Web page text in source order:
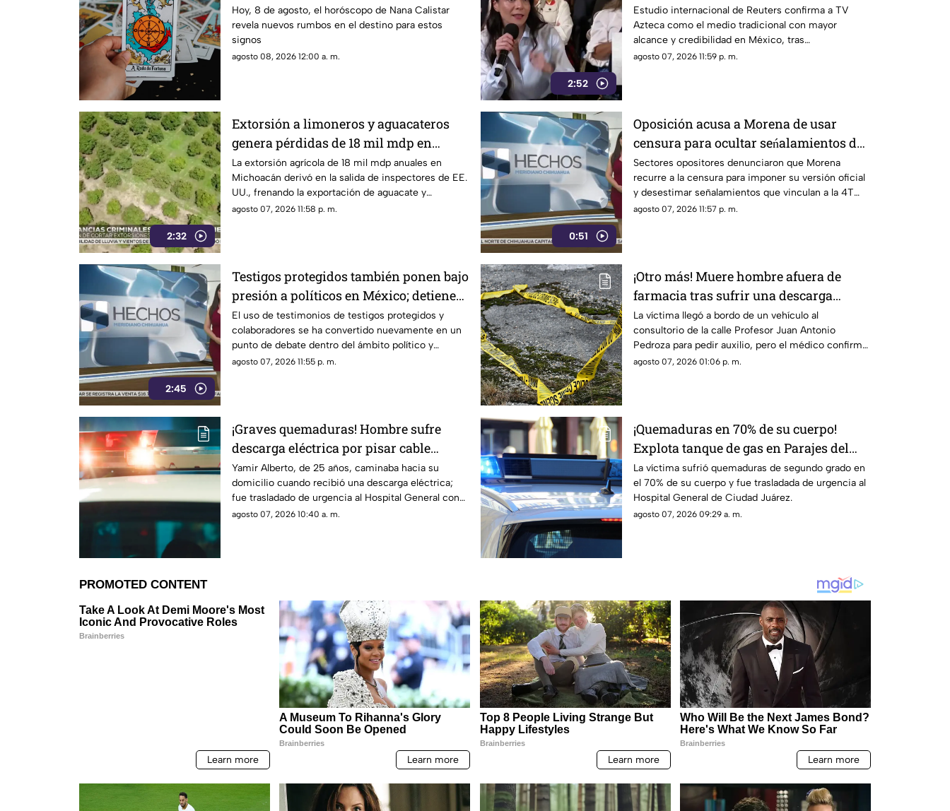
sábado?
Hoy, 8 de agosto, el horóscopo de Nana Calistar
revela nuevos rumbos en el destino para estos
signos
agosto 08, 2026 12:00 a. m.
2:52
liderazgo de TV Azteca en alcance y
credibilidad
Estudio internacional de Reuters confirma a TV
Azteca como el medio tradicional con mayor
alcance y credibilidad en México, tras
inconsistencias en La Mañanera
agosto 07, 2026 11:59 p. m.
2:32
Extorsión a limoneros y aguacateros
genera pérdidas de 18 mil mdp en
Michoacán
La extorsión agrícola de 18 mil mdp anuales en
Michoacán derivó en la salida de inspectores de EE.
UU., frenando la exportación de aguacate y
provocando severas pérdidas
agosto 07, 2026 11:58 p. m.
0:51
Oposición acusa a Morena de usar
censura para ocultar seńalamientos de
narcopolítica
Sectores opositores denunciaron que Morena
recurre a la censura para imponer su versión oficial
y desestimar señalamientos que vinculan a la 4T
con la narcopolítica.
agosto 07, 2026 11:57 p. m.
2:45
Testigos protegidos también ponen bajo
presión a políticos en México; detienen
a exgobernador señalado por caso
Ayotzinapa
El uso de testimonios de testigos protegidos y
colaboradores se ha convertido nuevamente en un
punto de debate dentro del ámbito político y
judicial, luego de que este mecanismo, criticado en
México.
agosto 07, 2026 11:55 p. m.
¡Otro más! Muere hombre afuera de
farmacia tras sufrir una descarga
eléctrica en Ciudad Juárez
La víctima llegó a bordo de un vehículo al
consultorio de la calle Profesor Juan Antonio
Pedroza para pedir auxilio, pero el médico confirmó
que ya no contaba con signos vitales
agosto 07, 2026 01:06 p. m.
¡Graves quemaduras! Hombre sufre
descarga eléctrica por pisar cable
expuesto en banqueta de Ciudad Juárez
Yamir Alberto, de 25 años, caminaba hacia su
domicilio cuando recibió una descarga eléctrica;
fue trasladado de urgencia al Hospital General con
lesiones de segundo y tercer grado
agosto 07, 2026 10:40 a. m.
¡Quemaduras en 70% de su cuerpo!
Explota tanque de gas en Parajes del
Sur y deja a una persona grave
La víctima sufrió quemaduras de segundo grado en
el 70% de su cuerpo y fue trasladada de urgencia al
Hospital General de Ciudad Juárez.
agosto 07, 2026 09:29 a. m.